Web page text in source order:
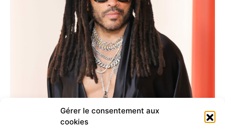
Gérer le consentement aux
cookies